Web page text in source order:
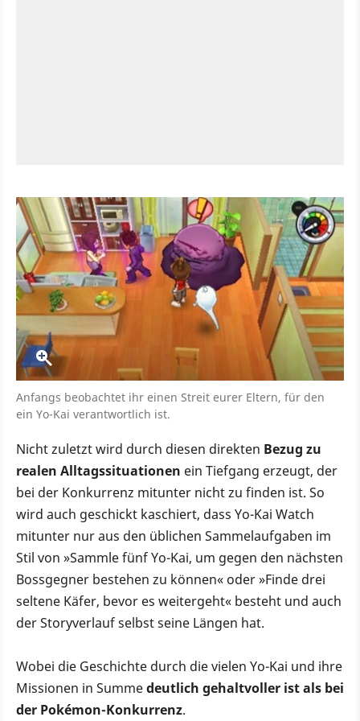
Anfangs beobachtet ihr einen Streit eurer Eltern, für den
ein Yo-Kai verantwortlich ist.
Nicht zuletzt wird durch diesen direkten Bezug zu
realen Alltagssituationen ein Tiefgang erzeugt, der
bei der Konkurrenz mitunter nicht zu finden ist. So
wird auch geschickt kaschiert, dass Yo-Kai Watch
mitunter nur aus den üblichen Sammelaufgaben im
Stil von »Sammle fünf Yo-Kai, um gegen den nächsten
Bossgegner bestehen zu können« oder »Finde drei
seltene Käfer, bevor es weitergeht« besteht und auch
der Storyverlauf selbst seine Längen hat.
Wobei die Geschichte durch die vielen Yo-Kai und ihre
Missionen in Summedeutlich gehaltvoller ist als bei
der Pokémon-Konkurrenz.